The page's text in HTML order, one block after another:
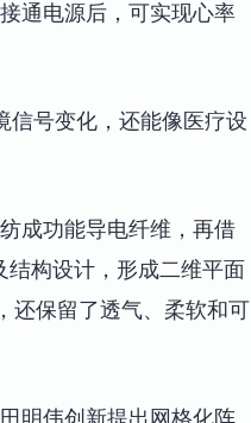
通电源后，可实现心率
信号变化，还能像医疗设
成功能导电纤维，再借
构设计，形成二维平面
还保留了透气、柔软和可
明伟创新提出网格化阵